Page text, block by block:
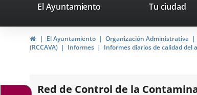
Ayuntamiento
de
Valladolid
valladolid.es
El Ayuntamiento Tu ciudad
HomeEl Ayuntamiento Organización Administrativa
(RCCAVA)
Informes Informes diarios de calidad del
Red de Control de la